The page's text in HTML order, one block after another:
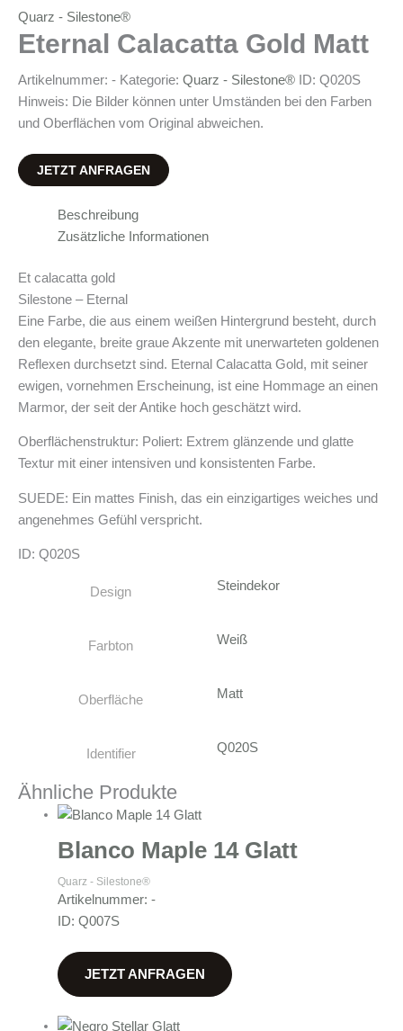
Quarz - Silestone®
Eternal Calacatta Gold Matt
Artikelnummer: - Kategorie: Quarz - Silestone® ID: Q020S
Hinweis: Die Bilder können unter Umständen bei den Farben
und Oberflächen vom Original abweichen.
JETZT ANFRAGEN
Beschreibung
Zusätzliche Informationen
Et calacatta gold
Silestone – Eternal
Eine Farbe, die aus einem weißen Hintergrund besteht, durch
den elegante, breite graue Akzente mit unerwarteten goldenen
Reflexen durchsetzt sind. Eternal Calacatta Gold, mit seiner
ewigen, vornehmen Erscheinung, ist eine Hommage an einen
Marmor, der seit der Antike hoch geschätzt wird.
Oberflächenstruktur: Poliert: Extrem glänzende und glatte
Textur mit einer intensiven und konsistenten Farbe.
SUEDE: Ein mattes Finish, das ein einzigartiges weiches und
angenehmes Gefühl verspricht.
ID: Q020S
Design Steindekor
Farbton Weiß
Oberfläche Matt
Identifier Q020S
Ähnliche Produkte
Blanco Maple 14 Glatt
Quarz - Silestone®
Artikelnummer: -
ID: Q007S
JETZT ANFRAGEN